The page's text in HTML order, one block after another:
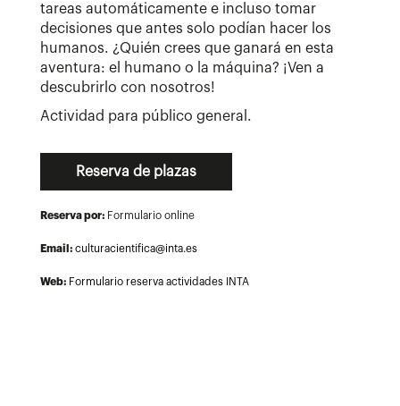
tareas automáticamente e incluso tomar
decisiones que antes solo podían hacer los
humanos. ¿Quién crees que ganará en esta
aventura: el humano o la máquina? ¡Ven a
descubrirlo con nosotros!
Actividad para público general.
Reserva de plazas
Reserva por: Formulario online
Email: culturacientifica@inta.es
Web: Formulario reserva actividades INTA